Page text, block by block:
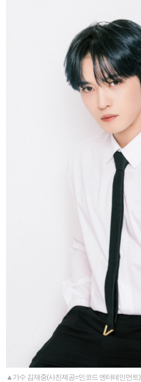
▲가수 김재중(사진제공=인코드 엔터테인먼트)